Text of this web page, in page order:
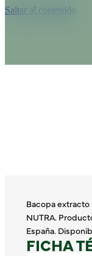
Saltar al contenido
Bacopa
NUTRA.
España.
FICHA